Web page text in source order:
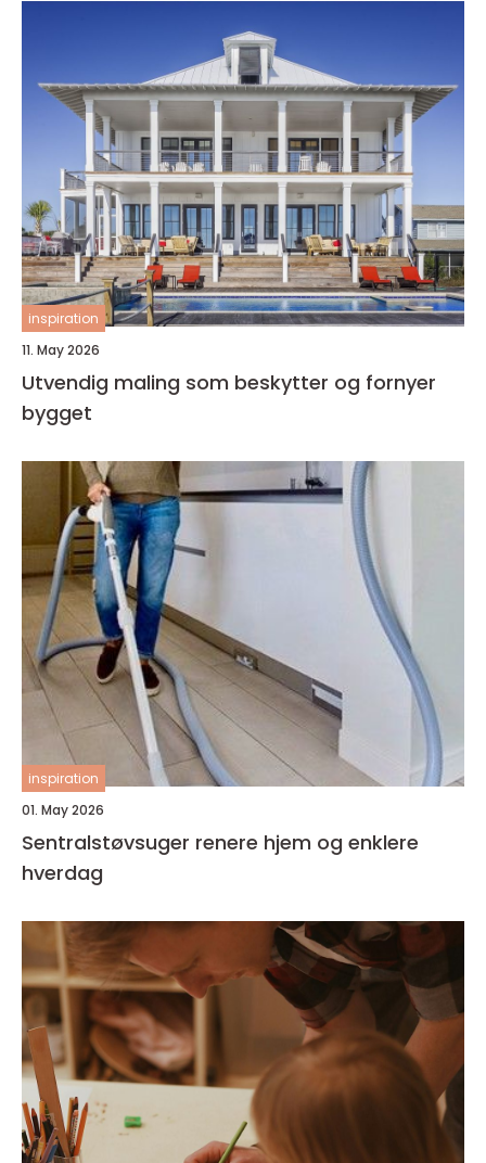
inspiration
11. May 2026
Utvendig maling som beskytter og fornyer
bygget
inspiration
01. May 2026
Sentralstøvsuger renere hjem og enklere
hverdag